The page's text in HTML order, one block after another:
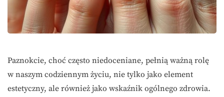
Paznokcie, choć często niedoceniane, pełnią ważną rolę
w naszym codziennym życiu, nie tylko jako element
estetyczny, ale również jako wskaźnik ogólnego zdrowia.